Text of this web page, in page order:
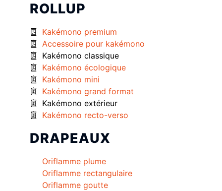
ROLLUP
Kakémono premium
Accessoire pour kakémono
Kakémono classique
Kakémono écologique
Kakémono mini
Kakémono grand format
Kakémono extérieur
Kakémono recto-verso
DRAPEAUX
Oriflamme plume
Oriflamme rectangulaire
Oriflamme goutte